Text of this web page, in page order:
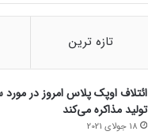
تازه ترین
ائتلاف اوپک پلاس امروز در
تولید مذاکره می‌کند
18 جولای 2021